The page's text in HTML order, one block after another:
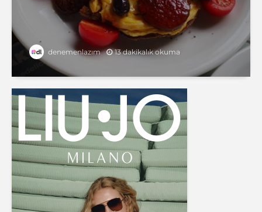
denemenlazım 13 dakikalık okuma